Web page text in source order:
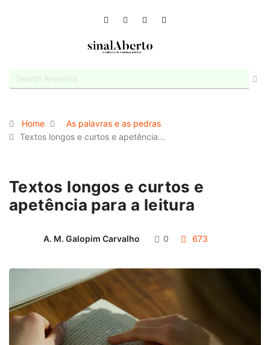
Home
As palavras e as pedras
Textos longos e curtos e apetência…
Textos longos e curtos e
apetência para a leitura
A. M. Galopim Carvalho 0 673